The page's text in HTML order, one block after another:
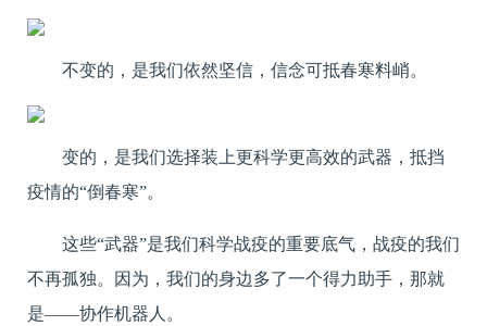
不变的，是我们依然坚信，信念可抵春寒料峭。
变的，是我们选择装上更科学更高效的武器，抵挡
疫情的“倒春寒”。
这些“武器”是我们科学战疫的重要底气，战疫的我们
不再孤独。因为，我们的身边多了一个得力助手，那就
是——协作机器人 。